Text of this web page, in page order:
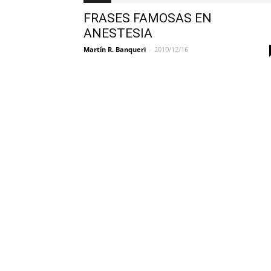
FRASES FAMOSAS EN
ANESTESIA
Martín R. Banqueri - 2010/12/16